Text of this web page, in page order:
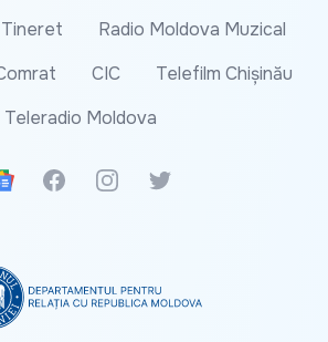
Radio Moldova Muzical
CIC
Telefilm Chișinău
Teleradio Moldova
News
FacebookInstagramTwitter